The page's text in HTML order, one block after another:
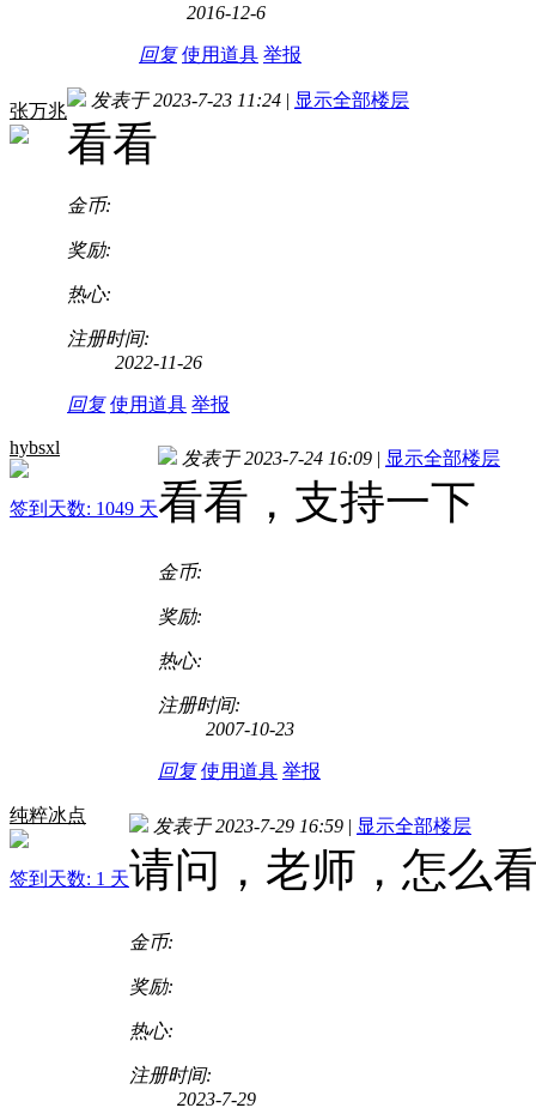
2016-12-6
回复 使用道具 举报
张万兆
发表于 2023-7-23 11:24 | 显示全部楼层
看看
金币:
奖励:
热心:
注册时间:
2022-11-26
回复 使用道具 举报
hybsxl
签到天数: 1049 天
发表于 2023-7-24 16:09 | 显示全部楼层
看看，支持一下
金币:
奖励:
热心:
注册时间:
2007-10-23
回复 使用道具 举报
纯粹冰点
签到天数: 1 天
发表于 2023-7-29 16:59 | 显示全部楼层
请问，老师，怎么
金币:
奖励:
热心:
注册时间:
2023-7-29